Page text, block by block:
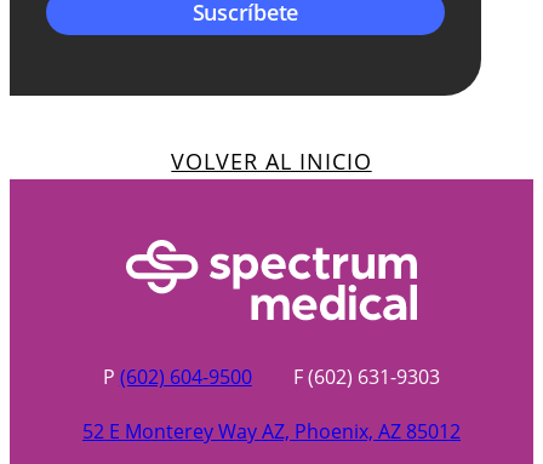
VOLVER AL INICIO
P (602) 604-9500 F (602) 631-9303
52 E Monterey Way AZ, Phoenix, AZ 85012